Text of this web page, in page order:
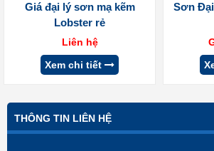
Giá đại lý sơn mạ kẽm
Lobster rẻ
Liên hệ
Xem chi tiết
Sơn
THÔNG TIN LIÊN HỆ